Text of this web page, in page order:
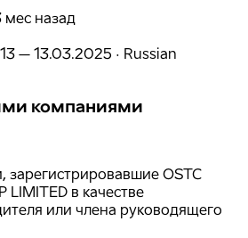
мес назад
– 13.03.2025 · Russian
компаниями
зарегистрировавшие OSTC
LIMITED в качестве
или члена руководящего